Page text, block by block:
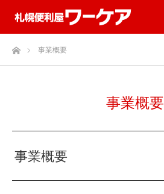
ホーム事業概要
事業概要
事業概要